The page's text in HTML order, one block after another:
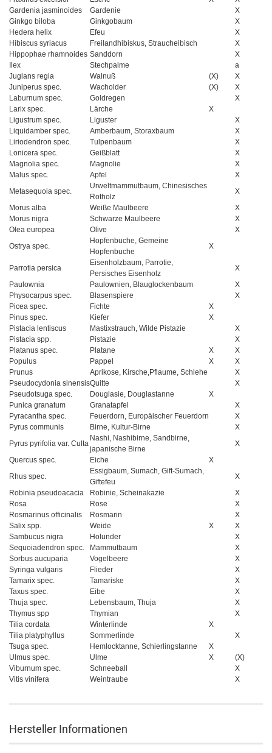
Gardenia jasminoides
Gardenie
X
Ginkgo biloba
Ginkgobaum
X
Hedera helix
Efeu
X
Hibiscus syriacus
Freilandhibiskus, Straucheibisch
X
Hippophae rhamnoides Sanddorn
X
Ilex
Stechpalme
a
Juglans regia
Walnuß (X)
X
Juniperus spec.
Wacholder (X)
X
Laburnum spec.
Goldregen
X
Larix spec.
Lärche
X
Ligustrum spec.
Liguster
X
Liquidamber spec.
Amberbaum, Storaxbaum
X
Liriodendron spec.
Tulpenbaum
X
Lonicera spec.
Geißblatt
X
Magnolia spec.
Magnolie
X
Malus spec.
Apfel
X
Metasequoia spec.
Urweltmammutbaum, Chinesisches
Rotholz
X
Morus alba
Weiße Maulbeere
X
Morus nigra
Schwarze Maulbeere
X
Olea europea
Olive
X
Ostrya spec.
Hopfenbuche, Gemeine
Hopfenbuche
X
Parrotia persica
Eisenholzbaum, Parrotie,
Persisches Eisenholz
X
Paulownia
Paulownien, Blauglockenbaum
X
Physocarpus spec.
Blasenspiere
X
Picea spec.
Fichte
X
Pinus spec.
Kiefer
X
Pistacia lentiscus
Mastixstrauch, Wilde Pistazie
X
Pistacia spp.
Pistazie
X
Platanus spec.
Platane X
X
Populus
Pappel X
X
Prunus
Aprikose, Kirsche,Pflaume, Schlehe
X
Pseudocydonia sinensisQuitte
X
Pseudotsuga spec.
Douglasie, Douglastanne
X
Punica granatum
Granatapfel
X
Pyracantha spec.
Feuerdorn, Europäischer Feuerdorn
X
Pyrus communis
Birne, Kultur-Birne
X
Pyrus pyrifolia var. Culta
Nashi, Nashibirne, Sandbirne,
japanische Birne
X
Quercus spec.
Eiche
X
Rhus spec.
Essigbaum, Sumach, Gift-Sumach,
Giftefeu
X
Robinia pseudoacacia
Robinie, Scheinakazie
X
Rosa
Rose
X
Rosmarinus officinalis
Rosmarin
X
Salix spp.
Weide X
X
Sambucus nigra
Holunder
X
Sequoiadendron spec.
Mammutbaum
X
Sorbus aucuparia
Vogelbeere
X
Syringa vulgaris
Flieder
X
Tamarix spec.
Tamariske
X
Taxus spec.
Eibe
X
Thuja spec.
Lebensbaum, Thuja
X
Thymus spp
Thymian
X
Tilia cordata
Winterlinde
X
Tilia platyphyllus
Sommerlinde
X
Tsuga spec.
Hemlocktanne, Schierlingstanne
X
Ulmus spec.
Ulme X
(X)
Viburnum spec.
Schneeball
X
Vitis vinifera
Weintraube X
Hersteller Informationen